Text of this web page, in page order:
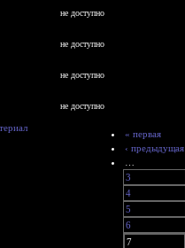
не доступно
не доступно
не доступно
не доступно
« первая
‹ предыдущая
3
4
5
6
7